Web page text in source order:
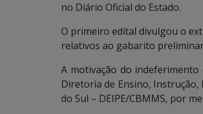
no Diário Oficial do Estado.
O primeiro edital divulgou o
relativos ao gabarito
A motivação do
Diretoria de Ensino, Instrução,
do Sul – DEIPE/CBMMS, por